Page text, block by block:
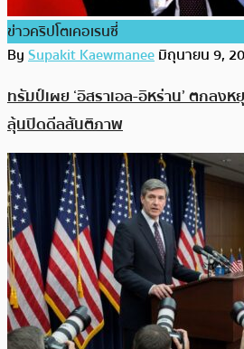
ข่าวคริปโตเคอเรนซี่
BySupakit Kaewmaneeมิถุนายน 9,
ทรัมป์เผย ‘อิสราเอล-อิหร่าน’ ตกลง
ลุ้นปิดดีลสันติภาพ